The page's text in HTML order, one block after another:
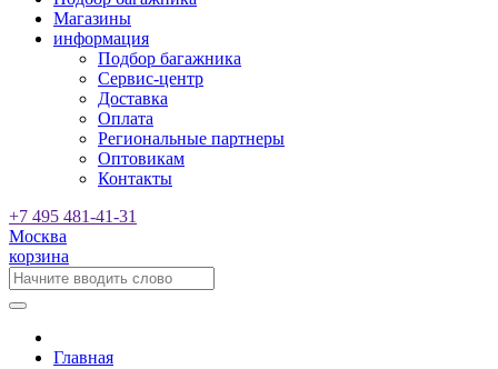
Магазины
информация
Подбор багажника
Сервис-центр
Доставка
Оплата
Региональные партнеры
Оптовикам
Контакты
+7 495 481-41-31
Москва
корзина
Главная